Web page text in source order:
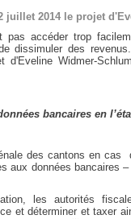
juillet 2014 le projet
pas accéder trop
dissimuler des
d'Eveline Widmer-
bancaires en
des cantons en cas
aux données bancaires
les autorités
et déterminer et taxer